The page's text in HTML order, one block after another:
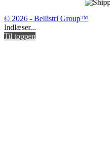
© 2026 - Bellistri Group™
Indlæser...
Til toppen